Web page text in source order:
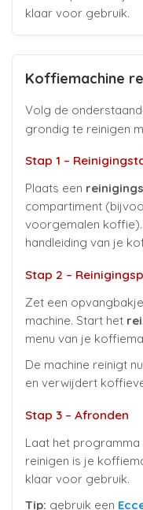
klaar voor gebruik.
Koffiemachine
Volg de
grondig te reinigen
Stap 1 –
Plaats een
compartiment
voorgemalen
handleiding van je
Stap 2 –
Zet een
machine. Start het
menu van je
De machine reinigt
en verwijdert
Stap 3 – Afronden
Laat het
reinigen is je
klaar voor gebruik.
Tip: gebruik een